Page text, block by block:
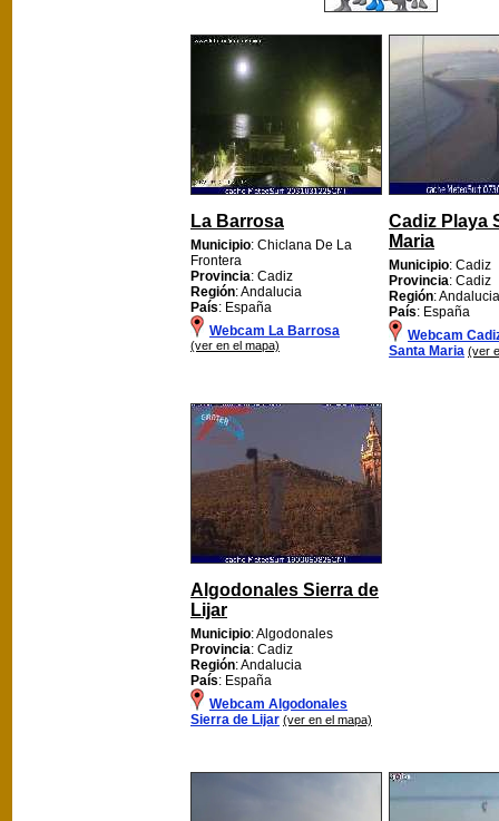
La Barrosa
Municipio: Chiclana De La
Frontera
Provincia: Cadiz
Región: Andalucia
País: España
Webcam La Barrosa
(ver en el mapa)
Cadiz Playa
Maria
Municipio: Cadiz
Provincia: Cadiz
Región: Andalucia
País: España
Webcam
Santa Maria (ver
Algodonales Sierra de
Lijar
Municipio: Algodonales
Provincia: Cadiz
Región: Andalucia
País: España
Webcam Algodonales
Sierra de Lijar (ver en el mapa)